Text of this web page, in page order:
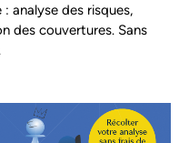
analyse des risques,
des couvertures. Sans